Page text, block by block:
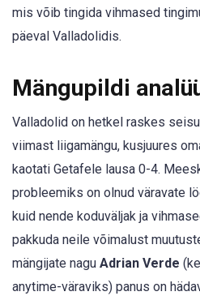
mis võib tingida vihmased
päeval Valladolidis.
Mängupildi
Valladolid on hetkel raskes
viimast liigamängu, kusjuures
kaotati Getafele lausa 0-4.
probleemiks on olnud väravate
kuid nende koduväljak ja
pakkuda neile võimalust
mängijate nagu Adrian Verde
anytime-väraviks) panus on